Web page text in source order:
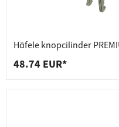
Häfele knopcilinder
48.74 EUR*